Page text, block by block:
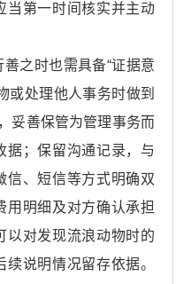
当第一时间核实并主动
之时也需具备“证据意
或处理他人事务时做到
妥善保管为管理事务而
据；保留沟通记录，与
信、短信等方式明确双
用明细及对方确认承担
以对发现流浪动物时的
说明情况留存依据。